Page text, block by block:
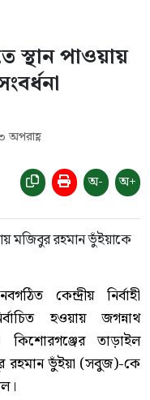
স্থান পাওয়ায়
অ- অ+
কেন্দ্রীয় নির্বাহী
হওয়ায় জগন্নাথ
কিশোরগঞ্জের তাড়াইল
রহমান ভুঁইয়া (সবুজ)-কে